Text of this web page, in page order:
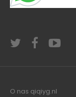
O nas qiqiyg.nl